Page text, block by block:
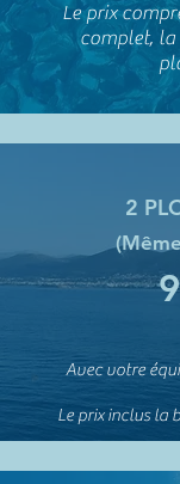
Le prix
complet, la
2
Avec votre
Le prix inclus la